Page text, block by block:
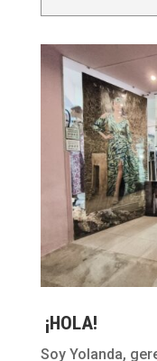
¡HOLA!
Soy Yolanda,